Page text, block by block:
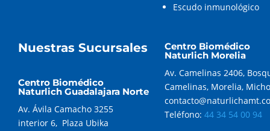
Escudo inmunológico
Nuestras Sucursales
Centro Biomédico
Naturlich Guadalajara Norte
Av. Ávila Camacho 3255
interior 6, Plaza Ubika
Centro Biomédico
Naturlich Morelia
Av. Camelinas 2406,
Camelinas, Morelia,
Teléfono: 44 34 54 00 94